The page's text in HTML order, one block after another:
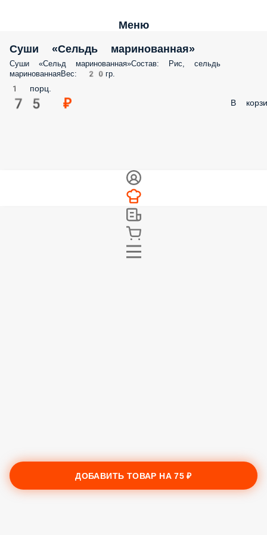
Меню
Суши «Сельдь маринованная»
Суши «Сельд маринованная»Состав: Рис, сельдь
маринованнаяВес: 20гр.
1 порц.
75 ₽ В
ДОБАВИТЬ ТОВАР НА75 ₽